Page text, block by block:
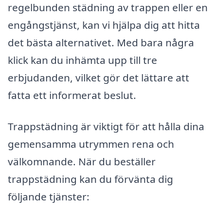
regelbunden städning av trappen eller en
engångstjänst, kan vi hjälpa dig att hitta
det bästa alternativet. Med bara några
klick kan du inhämta upp till tre
erbjudanden, vilket gör det lättare att
fatta ett informerat beslut.
Trappstädning är viktigt för att hålla dina
gemensamma utrymmen rena och
välkomnande. När du beställer
trappstädning kan du förvänta dig
följande tjänster: